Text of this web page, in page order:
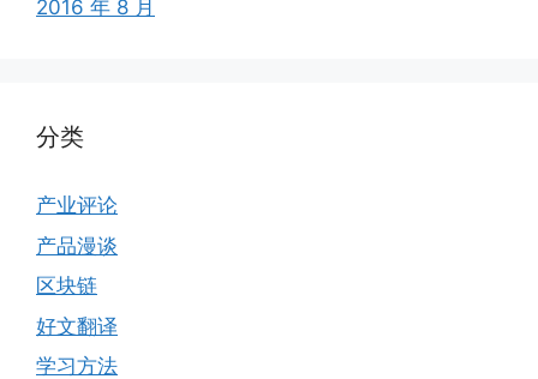
2016 年 8 月
分类
产业评论
产品漫谈
区块链
好文翻译
学习方法